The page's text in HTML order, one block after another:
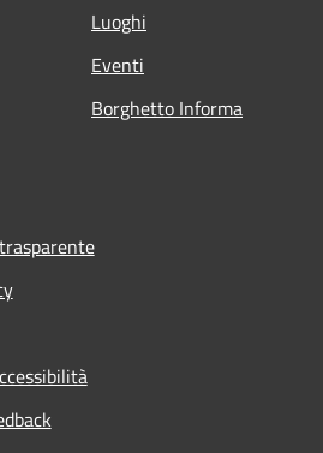
Luoghi
Eventi
Borghetto Informa